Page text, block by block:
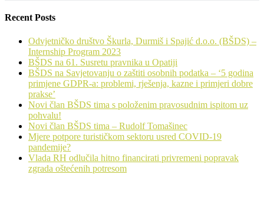
Recent Posts
Odvjetničko društvo Škurla, Durmiš i Spajić d.o.o. (BŠDS) –
Internship Program 2023
BŠDS na 61. Susretu pravnika u Opatiji
BŠDS na Savjetovanju o zaštiti osobnih podatka – ‘5 godina
primjene GDPR-a: problemi, rješenja, kazne i primjeri dobre
prakse’
Novi član BŠDS tima s položenim pravosudnim ispitom uz
pohvalu!
Novi član BŠDS tima – Rudolf Tomašinec
Mjere potpore turističkom sektoru usred COVID-19
pandemije?
Vlada RH odlučila hitno financirati privremeni popravak
zgrada oštećenih potresom